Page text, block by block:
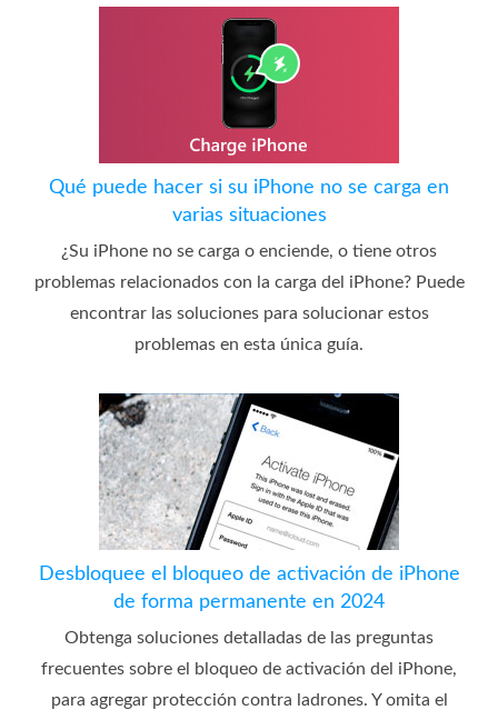
Qué puede hacer si su iPhone no se carga en
varias situaciones
¿Su iPhone no se carga o enciende, o tiene otros
problemas relacionados con la carga del iPhone? Puede
encontrar las soluciones para solucionar estos
problemas en esta única guía.
Desbloquee el bloqueo de activación de iPhone
de forma permanente en 2024
Obtenga soluciones detalladas de las preguntas
frecuentes sobre el bloqueo de activación del iPhone,
para agregar protección contra ladrones. Y omita el